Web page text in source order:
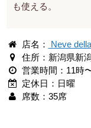
も使える。
店名：
Neve
住所：新潟県新
営業時間：11時
定休日：日曜
席数：35席